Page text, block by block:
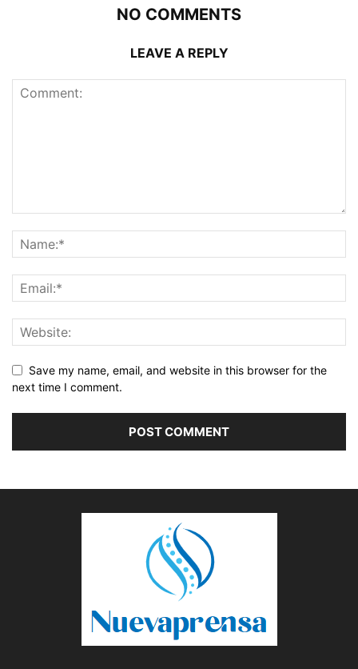
NO COMMENTS
LEAVE A REPLY
Save my name, email, and website in this browser for the
next time I comment.